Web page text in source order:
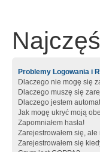
Problemy Logowania i
Dlaczego nie mogę się
Dlaczego muszę się
Dlaczego jestem
Jak mogę ukryć moją
Zapomniałem hasła!
Zarejestrowałem się,
Zarejestrowałem się